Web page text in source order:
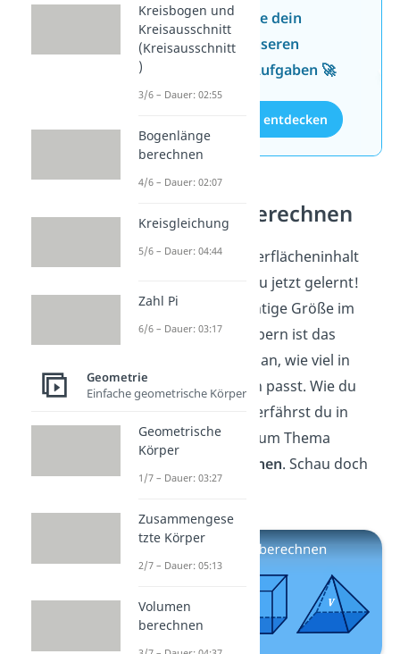
Jetzt neu: Teste dein
Wissen mit unseren
kostenlosen Aufgaben 🚀
Aufgaben entdecken
Volumen berechnen
Wie man den Oberflächeninhalt
berechnet hast du jetzt gelernt!
Eine weitere wichtige Größe im
Umgang mit Körpern ist das
Volumen. Es gibt an, wie viel in
einen Körper rein passt. Wie du
das berechnest, erfährst du in
unseremVideo
zum Thema
Volumen berechnen. Schau doch
direkt mal rein!
Kreisbogen und
Kreisausschnitt
(Kreisausschnitt
)
3/6 – Dauer: 02:55
Bogenlänge
berechnen
4/6 – Dauer: 02:07
Kreisgleichung
5/6 – Dauer: 04:44
Zahl Pi
6/6 – Dauer: 03:17
Geometrie
Einfache geometrische Körper
Geometrische
Körper
1/7 – Dauer: 03:27
Zusammengese
tzte Körper
2/7 – Dauer: 05:13
Volumen
berechnen